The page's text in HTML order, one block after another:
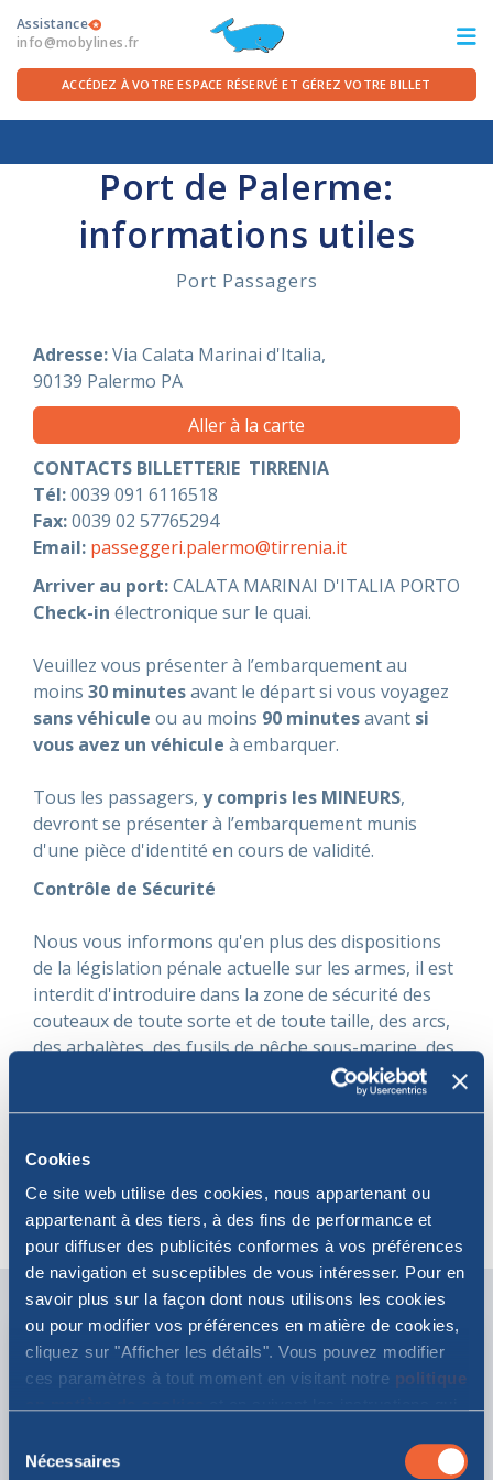
Cookies
Ce site web utilise des cookies, nous appartenant ou
appartenant à des tiers, à des fins de performance et
pour diffuser des publicités conformes à vos préférences
de navigation et susceptibles de vous intéresser. Pour en
savoir plus sur la façon dont nous utilisons les cookies
ou pour modifier vos préférences en matière de cookies,
cliquez sur "Afficher les détails". Vous pouvez modifier
ces paramètres à tout moment en visitant notre politique
sélection", vous acceptez le stockage de cookies sur
Nécessaires
Assistance
info@mobylines.fr
ITA FRA DEU ENG
LES TRAVERSÉES
POUR LE DÉPART
SERVICES À BORD
LA COMPAGNIE
ASSISTANCE
Assistanceinfo@mobylines.fr
ACCÉDEZ À VOTRE ESPACE RÉSERVÉ ET GÉREZ VOTRE BILLET
Accueil/Pour le départ/Ports de Sicile/Palerme
Port de Palerme:
informations utiles
Port Passagers
Adresse:Via Calata Marinai d'Italia,
90139 Palermo PA
Aller à la carte
CONTACTS BILLETTERIE TIRRENIA
Tél:0039 091 6116518
Fax:0039 02 57765294
Email: passeggeri.palermo@tirrenia.it
Arriver au port:CALATA MARINAI D'ITALIA PORTO
Check-in électronique sur le quai.
Veuillez vous présenter à l’embarquement au
moins 30 minutesavant le départ si vous voyagez
sans véhicule ou au moins 90 minutesavant si
vous avez un véhicule à embarquer.
Tous les passagers, y compris les MINEURS,
devront se présenter à l’embarquement munis
d'une pièce d'identité en cours de validité.
Contrôle de Sécurité
Nous vous informons qu'en plus des dispositions
de la législation pénale actuelle sur les armes, il est
interdit d'introduire dans la zone de sécurité des
couteaux de toute sorte et de toute taille, des arcs,
des arbalètes, des fusils de pêche sous-marine, des
hachettes, des ciseaux, des poinçons, des
équipements d'arts martiaux, ainsi que tout autre
inappropriée.
TRANSPORTEUR PRÉSENTATION AU PORT
90 min avec
véhicule